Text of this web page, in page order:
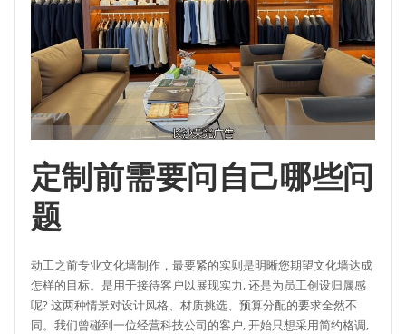
定制前需要问自己哪些问
题
动工之前专业文化墙制作，最要紧的实则是明晰您期望文化墙达成
怎样的目标。是用于接待客户以展现实力, 还是为员工创设归属感
呢? 这两种情景对设计风格、材质挑选、预算分配的要求全然不
同。我们曾碰到一位经营科技公司的客户, 开始只想采用简约格调,